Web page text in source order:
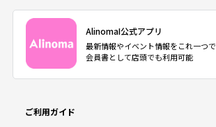
AlinomaI公式アプリ
最新情報やイベント情報をこれ一つで
会員書として店頭でも利用可能
ご利用ガイド